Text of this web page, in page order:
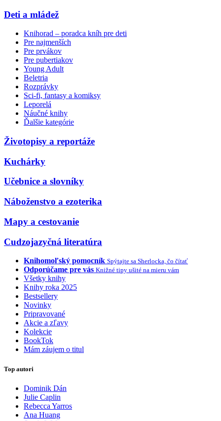
Deti a mládež
Knihorad – poradca kníh pre deti
Pre najmenších
Pre prvákov
Pre pubertiakov
Young Adult
Beletria
Rozprávky
Sci-fi, fantasy a komiksy
Leporelá
Náučné knihy
Ďalšie kategórie
Životopisy a reportáže
Kuchárky
Učebnice a slovníky
Náboženstvo a ezoterika
Mapy a cestovanie
Cudzojazyčná literatúra
Knihomoľský pomocník Spýtajte sa Sherlocka, čo čítať
Odporúčame pre vás Knižné tipy ušité na mieru vám
Všetky knihy
Knihy roka 2025
Bestsellery
Novinky
Pripravované
Akcie a zľavy
Kolekcie
BookTok
Mám záujem o titul
Top autori
Dominik Dán
Julie Caplin
Rebecca Yarros
Ana Huang